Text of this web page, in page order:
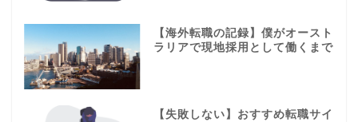
【海外転職の記録】僕がオースト
ラリアで現地採用として働くまで
【失敗しない】おすすめ転職サイ